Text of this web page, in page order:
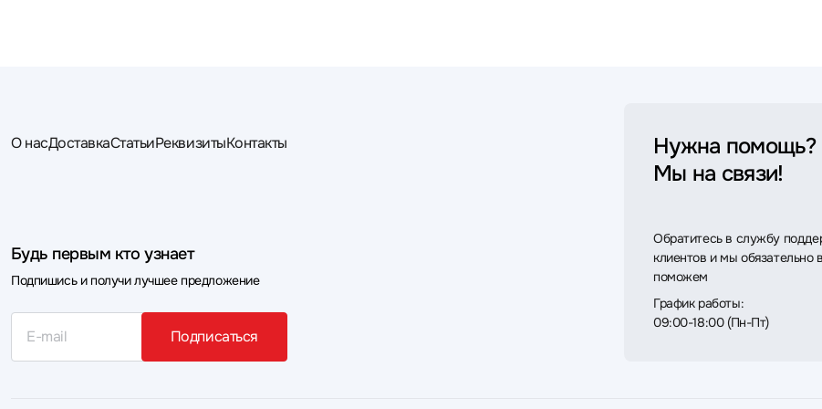
О насДоставкаСтатьиРеквизитыКонтакты
Будь первым кто узнает
Подпишись и получи лучшее предложение
Подписаться
Нужна помощь?
Мы на связи!
Обратитесь в службу
клиентов и мы обязательно
поможем
График работы:
09:00-18:00 (Пн-Пт)